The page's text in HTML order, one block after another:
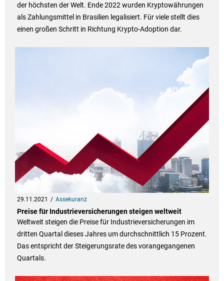
der höchsten der Welt. Ende 2022 wurden Kryptowährungen
als Zahlungsmittel in Brasilien legalisiert. Für viele stellt dies
einen großen Schritt in Richtung Krypto-Adoption dar.
29.11.2021 Assekuranz
Preise für Industrieversicherungen steigen weltweit
Weltweit steigen die Preise für Industrieversicherungen im
dritten Quartal dieses Jahres um durchschnittlich 15 Prozent.
Das entspricht der Steigerungsrate des vorangegangenen
Quartals.